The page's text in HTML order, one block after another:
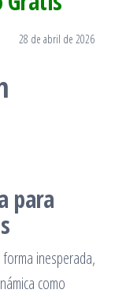
28 de abril de 2026
para
inesperada,
como